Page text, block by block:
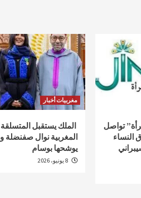
تواصل
النساء
مغربيات أخبار
الملك يستقبل المتسلقة
المغربية نوال صفنضلة و
يوشحها بوسام